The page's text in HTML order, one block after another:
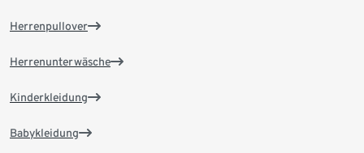
Herrenpullover
Herrenunterwäsche
Kinderkleidung
Babykleidung